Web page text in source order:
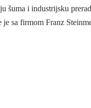
šuma i industrijsku
sa firmom Franz